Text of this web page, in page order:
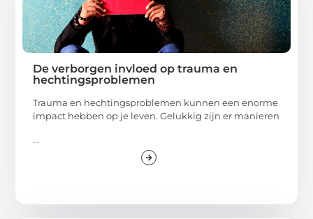
De verborgen invloed op trauma en
hechtingsproblemen
Trauma en hechtingsproblemen kunnen een enorme
impact hebben op je leven. Gelukkig zijn er manieren
...